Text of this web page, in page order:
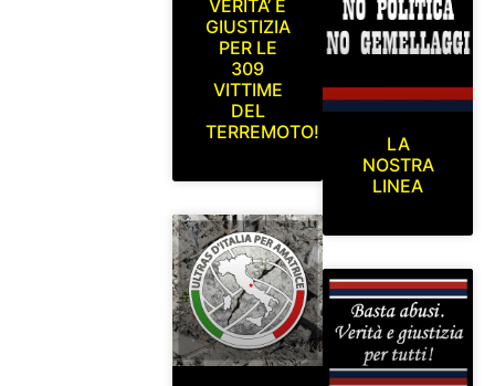
VERITA’ E
GIUSTIZIA
PER LE
309
VITTIME
DEL
TERREMOTO!
LA
NOSTRA
LINEA